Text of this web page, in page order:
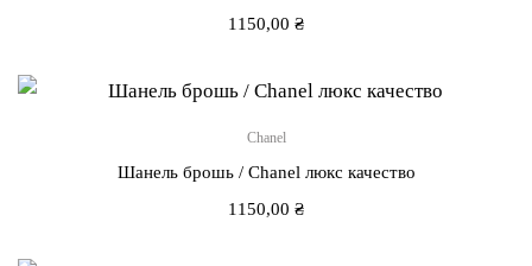
1150,00 ₴
Chanel
Шанель брошь / Chanel люкс качество
1150,00 ₴